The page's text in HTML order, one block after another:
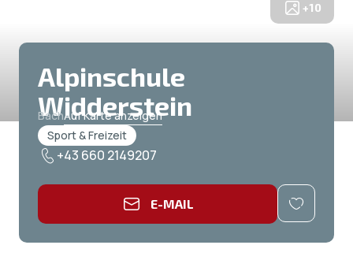
+10
Alpinschule
Widderstein
BachAuf Karte anzeigen
Sport & Freizeit
+43 660 2149207
E-MAIL